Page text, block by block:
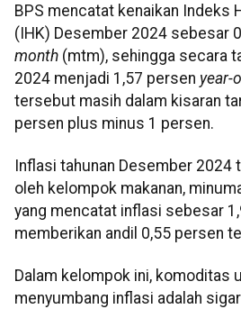
BPS mencatat kenaikan Indeks
(IHK) Desember 2024 sebesar
month (mtm), sehingga secara
2024 menjadi 1,57 persen year-
tersebut masih dalam kisaran
persen plus minus 1 persen.
Inflasi tahunan Desember 2024
oleh kelompok makanan,
yang mencatat inflasi sebesar
memberikan andil 0,55 persen
Dalam kelompok ini, komoditas
menyumbang inflasi adalah